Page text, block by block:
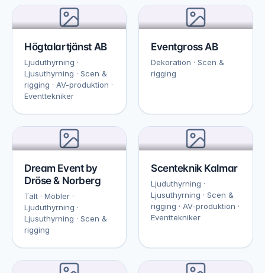
Högtalartjänst AB
Ljuduthyrning ·
Ljusuthyrning · Scen &
rigging · AV-produktion ·
Eventtekniker
Eventgross AB
Dekoration · Scen &
rigging
Dream Event by
Dröse & Norberg
Tält · Möbler ·
Ljuduthyrning ·
Ljusuthyrning · Scen &
rigging
Scenteknik Kalmar
Ljuduthyrning ·
Ljusuthyrning · Scen &
rigging · AV-produktion ·
Eventtekniker